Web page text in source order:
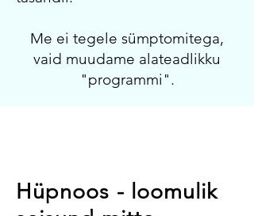
Me ei tegele sümptomitega,
vaid muudame alateadlikku
"programmi".
Hüpnoos - loomulik